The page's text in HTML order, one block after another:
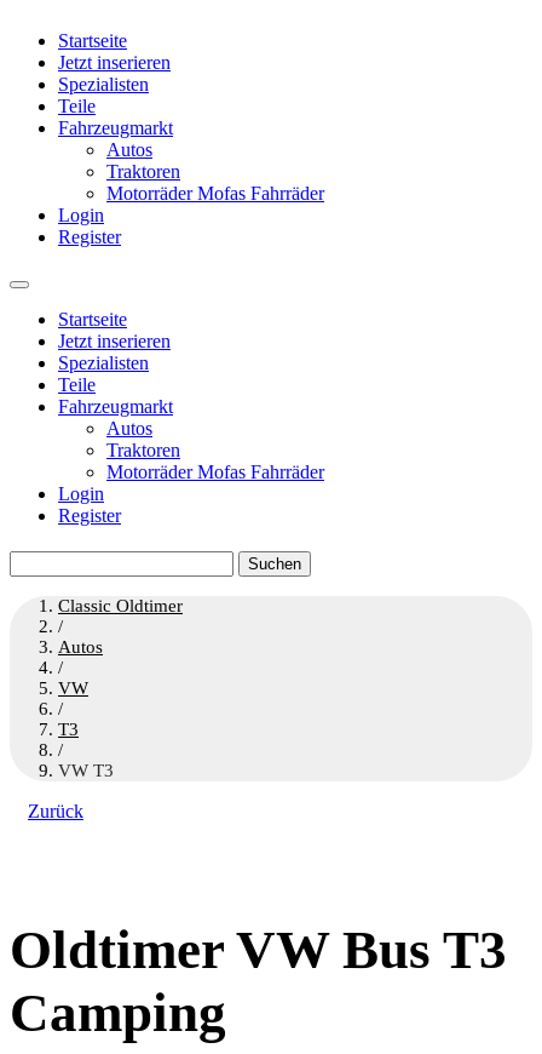
Startseite
Jetzt inserieren
Spezialisten
Teile
Fahrzeugmarkt
Autos
Traktoren
Motorräder Mofas Fahrräder
Login
Register
Startseite
Jetzt inserieren
Spezialisten
Teile
Fahrzeugmarkt
Autos
Traktoren
Motorräder Mofas Fahrräder
Login
Register
nach:
Classic Oldtimer
/
Autos
/
VW
/
T3
/
VW T3
Zurück
Oldtimer VW Bus T3
Camping